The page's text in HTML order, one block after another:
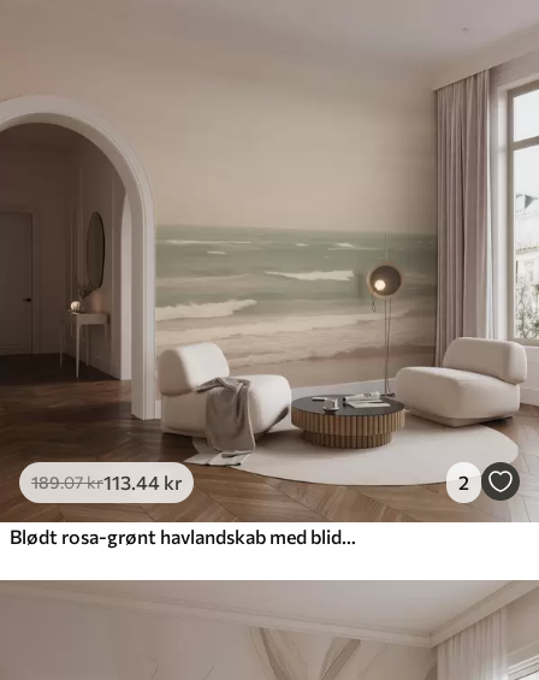
189.07kr113.44 kr 2
Blødt rosa-grønt havlandskab med blide bølger